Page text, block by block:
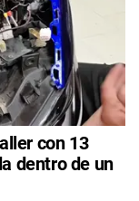
con 13
dentro de un